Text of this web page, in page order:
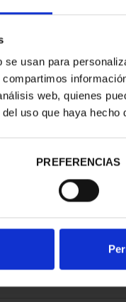
usan para
web, quienes
uso que haya hecho
PREFERENCIAS
III -